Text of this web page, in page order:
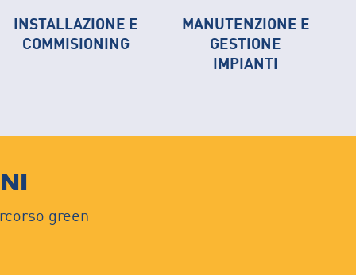
INSTALLAZIONE E
COMMISIONING
MANUTENZIONE E
GESTIONE
IMPIANTI
green